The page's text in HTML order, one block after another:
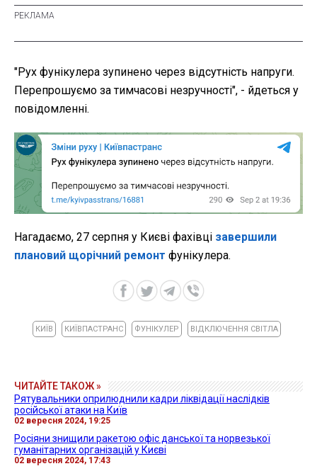
"Рух фунікулера зупинено через відсутність напруги.
Перепрошуємо за тимчасові незручності", - йдеться у
повідомленні.
Нагадаємо, 27 серпня у Києві фахівці завершили
плановий щорічний ремонт фунікулера.
КИЇВ КИЇВПАСТРАНС ФУНІКУЛЕР ВІДКЛЮЧЕННЯ СВІТЛА
ЧИТАЙТЕ ТАКОЖ »
Рятувальники оприлюднили кадри ліквідації наслідків
російської атаки на Київ
02 вересня 2024, 19:25
Росіяни знищили ракетою офіс данської та норвезької
гуманітарних організацій у Києві
02 вересня 2024, 17:43